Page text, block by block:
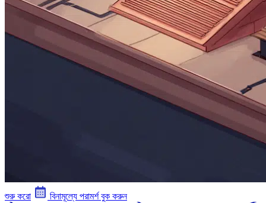
শুরু করো বিনামূল্যে পরামর্শ বুক করুন